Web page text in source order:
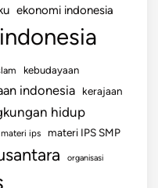
ekonomi indonesia
indonesia
kebudayaan
indonesia kerajaan
hidup
materi ips materi IPS SMP
organisasi